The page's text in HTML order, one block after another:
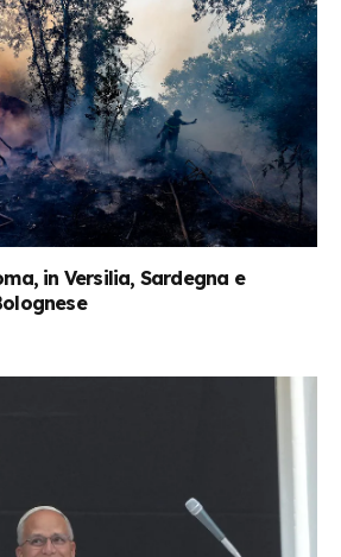
in Versilia, Sardegna e